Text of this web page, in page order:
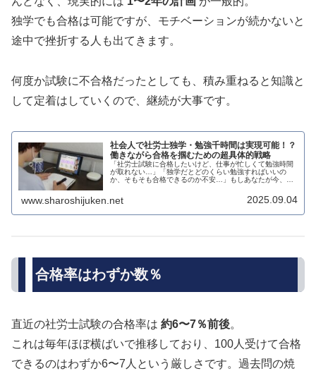
独学でも合格は可能ですが、モチベーションが続かないと
途中で挫折する人も出てきます。
何度か試験に不合格だったとしても、積み重ねると知識と
して定着はしていくので、継続が大事です。
社会人で社労士独学・勉強千時間は実現可能！？
働きながら合格を掴むための超具体的戦略
「社労士試験に合格したいけど、仕事が忙しくて勉強時間
が取れない…」「独学だとどのくらい勉強すればいいの
か、そもそも合格できるのか不安…」もしあなたが今、そ
www.sharoshijuken.net 2025.09.04
合格率はわずか数％
直近の社労士試験の合格率は 約6〜7％前後。
これは毎年ほぼ横ばいで推移しており、100人受けて合格
できるのはわずか6〜7人という厳しさです。過去問の焼